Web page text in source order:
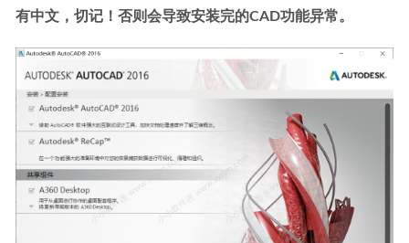
有中文，切记！否则会导致安装完的CAD功能异常。